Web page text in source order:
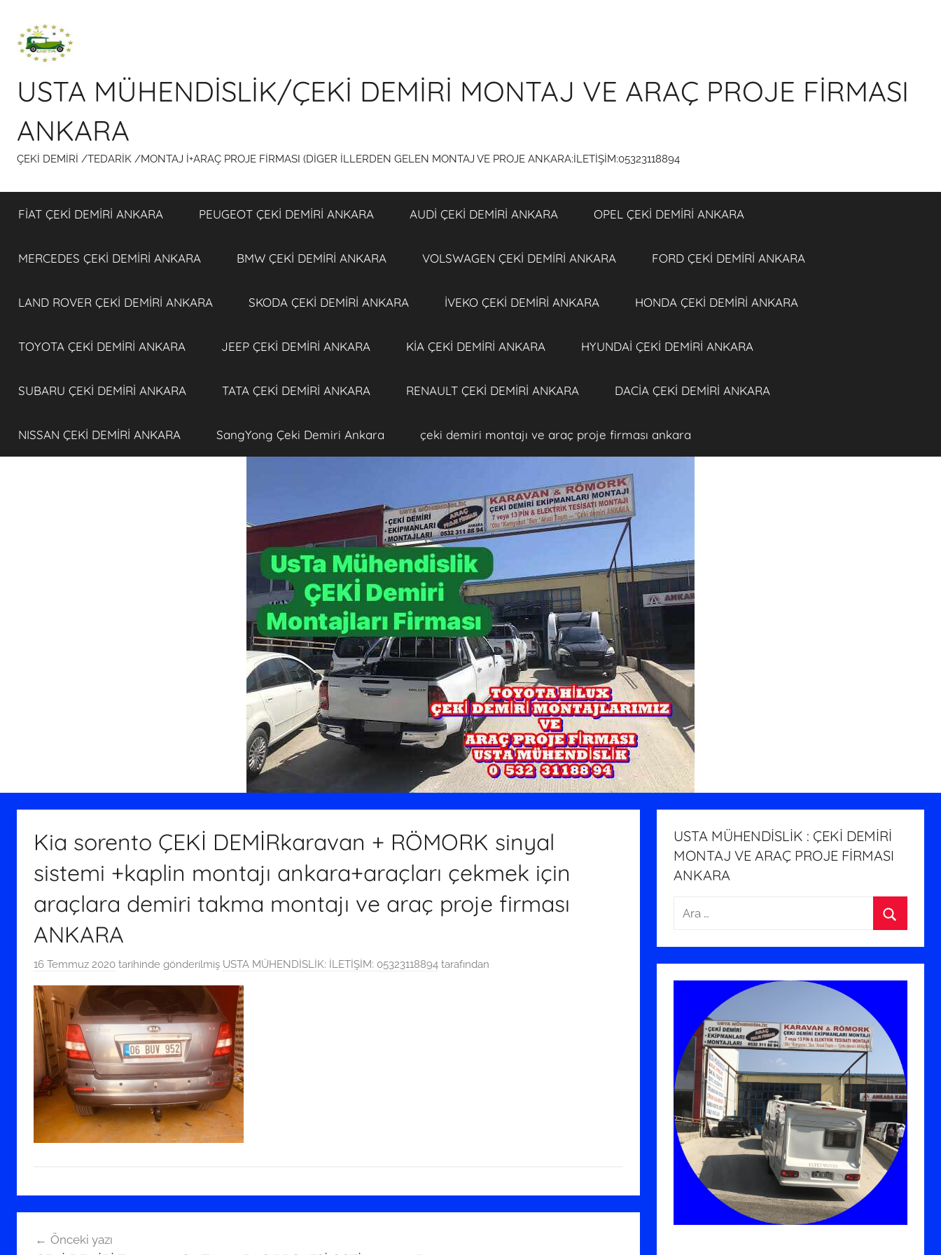
USTA MÜHENDİSLİK/ÇEKİ DEMİRİ MONTAJ VE ARAÇ PROJE FİRMASI
ANKARA
ÇEKİ DEMİRİ /TEDARİK /MONTAJ İ+ARAÇ PROJE FİRMASI (DİGER İLLERDEN GELEN MONTAJ VE PROJE ANKARA:İLETİŞİM:05323118894
FİAT ÇEKİ DEMİRİ ANKARA PEUGEOT ÇEKİ DEMİRİ ANKARA AUDİ ÇEKİ DEMİRİ ANKARA OPEL ÇEKİ DEMİRİ ANKARA
MERCEDES ÇEKİ DEMİRİ ANKARA BMW ÇEKİ DEMİRİ ANKARA VOLSWAGEN ÇEKİ DEMİRİ ANKARA FORD ÇEKİ DEMİRİ ANKARA
LAND ROVER ÇEKİ DEMİRİ ANKARA SKODA ÇEKİ DEMİRİ ANKARA İVEKO ÇEKİ DEMİRİ ANKARA HONDA ÇEKİ DEMİRİ ANKARA
TOYOTA ÇEKİ DEMİRİ ANKARA JEEP ÇEKİ DEMİRİ ANKARA KİA ÇEKİ DEMİRİ ANKARA HYUNDAİ ÇEKİ DEMİRİ ANKARA
SUBARU ÇEKİ DEMİRİ ANKARA TATA ÇEKİ DEMİRİ ANKARA RENAULT ÇEKİ DEMİRİ ANKARA DACİA ÇEKİ DEMİRİ ANKARA
NISSAN ÇEKİ DEMİRİ ANKARA SangYong Çeki Demiri Ankara çeki demiri montajı ve araç proje firması ankara
Kia sorento ÇEKİ DEMİRkaravan + RÖMORK sinyal
sistemi +kaplin montajı ankara+araçları çekmek için
araçlara demiri takma montajı ve araç proje firması
ANKARA
16 Temmuz 2020 tarihinde gönderilmiş USTA MÜHENDİSLİK: İLETİŞİM: 05323118894 tarafından
gezinmesi
Önceki yazı
USTA MÜHENDİSLİK : ÇEKİ DEMİRİ
MONTAJ VE ARAÇ PROJE FİRMASI
ANKARA
Arama: